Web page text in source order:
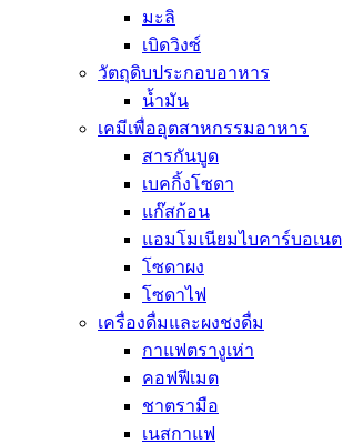
มะลิ
เบิดวิงซ์
วัตถุดิบประกอบอาหาร
น้ำมัน
เคมีเพื่ออุตสาหกรรมอาหาร
สารกันบูด
เบคกิ้งโซดา
แก๊สก้อน
แอมโมเนียมไบคาร์บอเนต
โซดาผง
โซดาไฟ
เครื่องดื่มและผงชงดื่ม
กาแฟตรางูเห่า
คอฟฟีเมต
ชาตรามือ
เนสกาแฟ